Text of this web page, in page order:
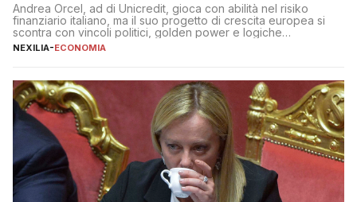
Andrea Orcel, ad di Unicredit, gioca con abilità nel risiko
finanziario italiano, ma il suo progetto di crescita europea si
scontra con vincoli politici, golden power e logiche
protezionistiche. Orcel e la mossa su Generali Andrea Orcel,
NEXILIA-ECONOMIA